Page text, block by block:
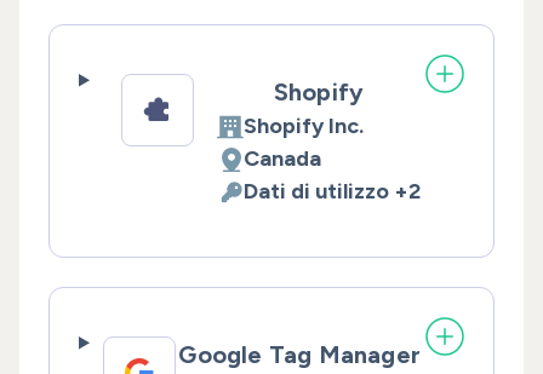
Shopify
Azienda:
Shopify Inc.
Luogo del trattamento:
Canada
Dati Personali trattati:
Dati di utilizzo +2
Google Tag Manager